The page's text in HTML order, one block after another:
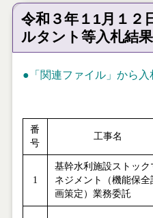
令和３年１1月１
ルタント等入札結果
● 「関連ファイル」 から入
番
号
工事名
1
基幹水利施設ストック
ネジメント（機能保全
画策定）業務委託